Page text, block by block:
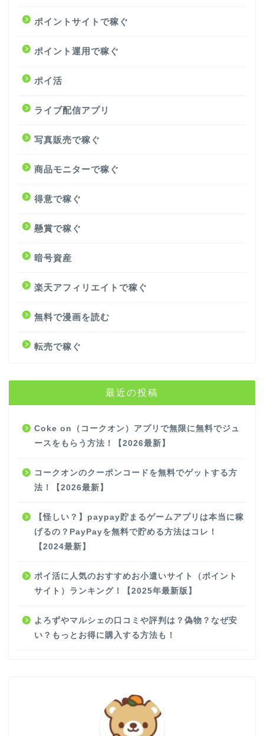
ポイントサイトで稼ぐ
ポイント運用で稼ぐ
ポイ活
ライブ配信アプリ
写真販売で稼ぐ
商品モニターで稼ぐ
得意で稼ぐ
懸賞で稼ぐ
暗号資産
楽天アフィリエイトで稼ぐ
無料で漫画を読む
転売で稼ぐ
最近の投稿
Coke on（コークオン）アプリで無限に無料でジュ
ースをもらう方法！【2026最新】
コークオンのクーポンコードを無料でゲットする方
法！【2026最新】
【怪しい？】paypay貯まるゲームアプリは本当に稼
げるの？PayPayを無料で貯める方法はコレ！
【2024最新】
ポイ活に人気のおすすめお小遣いサイト（ポイント
サイト）ランキング！【2025年最新版】
よろずやマルシェの口コミや評判は？偽物？なぜ安
い？もっとお得に購入する方法も！